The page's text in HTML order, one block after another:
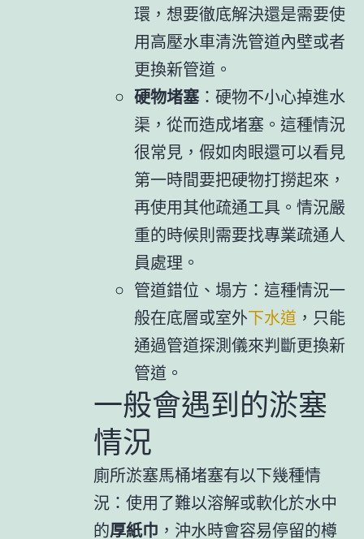
環，想要徹底解決還是需要使
用高壓水車清洗管道內壁或者
更換新管道。
硬物堵塞：硬物不小心掉進水
渠，從而造成堵塞。這種情況
很常見，假如肉眼還可以看見
第一時間要把硬物打撈起來，
再使用其他疏通工具。情況嚴
重的時候則需要找專業疏通人
員處理。
管道錯位、塌方：這種情況一
般在底層或室外下水道 ，只能
通過管道探測儀來判斷更換新
管道。
一般會遇到的淤塞
情況
廁所淤塞馬桶堵塞有以下幾種情
況：使用了難以溶解或軟化於水中
的厚紙巾 ，沖水時會容易停留的樽